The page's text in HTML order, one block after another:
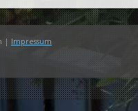
| Impressum